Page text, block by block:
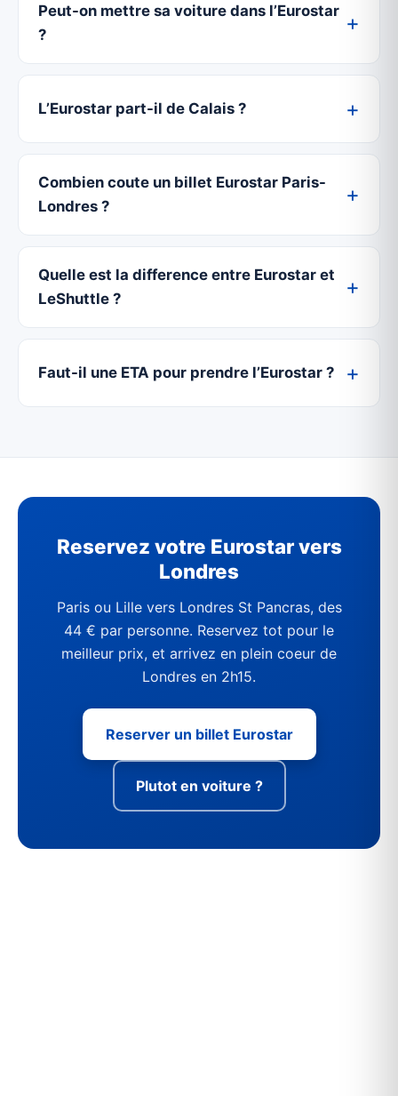
Peut-on mettre sa voiture dans l’Eurostar
?
L’Eurostar part-il de Calais ?
Combien coute un billet Eurostar Paris-
Londres ?
Quelle est la difference entre Eurostar et
LeShuttle ?
Faut-il une ETA pour prendre l’Eurostar ?
Reservez votre Eurostar vers
Londres
Paris ou Lille vers Londres St Pancras, des
44 € par personne. Reservez tot pour le
meilleur prix, et arrivez en plein coeur de
Londres en 2h15.
Reserver un billet Eurostar
Plutot en voiture ?